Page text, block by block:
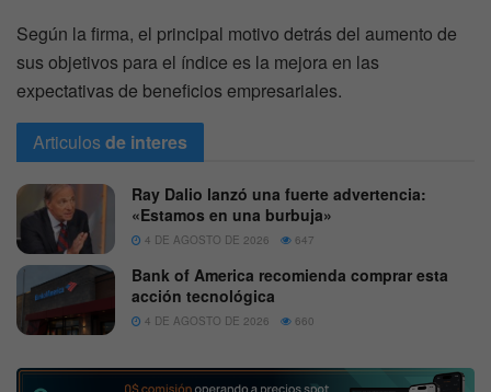
Según la firma, el principal motivo detrás del aumento de
sus objetivos para el índice es la mejora en las
expectativas de beneficios empresariales.
Articulosde interes
Ray Dalio lanzó una fuerte advertencia:
«Estamos en una burbuja»
4 DE AGOSTO DE 2026 647
Bank of America recomienda comprar esta
acción tecnológica
4 DE AGOSTO DE 2026 660